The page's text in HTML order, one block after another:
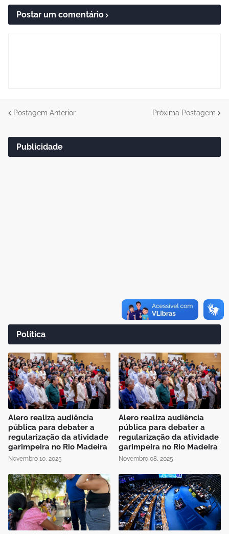
Postar um comentário
Postagem Anterior Próxima Postagem
Publicidade
Política
Alero realiza audiência
pública para debater a
regularização da atividade
garimpeira no Rio Madeira
Novembro 10, 2025
Alero realiza audiência
pública para debater a
regularização da atividade
garimpeira no Rio Madeira
Novembro 08, 2025